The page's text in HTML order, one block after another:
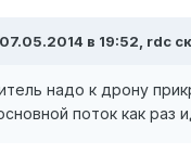
в 19:52, rdc
надо к дрону
поток как раз